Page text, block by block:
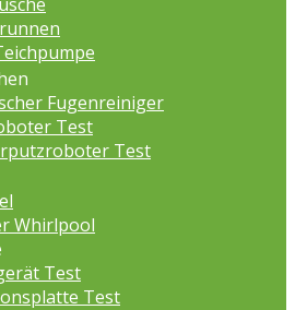
Fugenreiniger
Test
Test
Whirlpool
Test
Test